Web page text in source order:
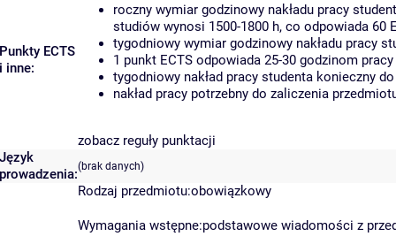
Punkty ECTS
i inne:
roczny wymiar godzinowy nakładu pracy
studiów wynosi 1500-1800 h, co odpowiada 60
tygodniowy wymiar godzinowy nakładu pracy
1 punkt ECTS odpowiada 25-30 godzinom
tygodniowy nakład pracy studenta konieczny
nakład pracy potrzebny do zaliczenia
zobacz reguły punktacji
Język
prowadzenia:(brak danych)
Rodzaj przedmiotu:obowiązkowy
Wymagania wstępne:podstawowe wiadomości z